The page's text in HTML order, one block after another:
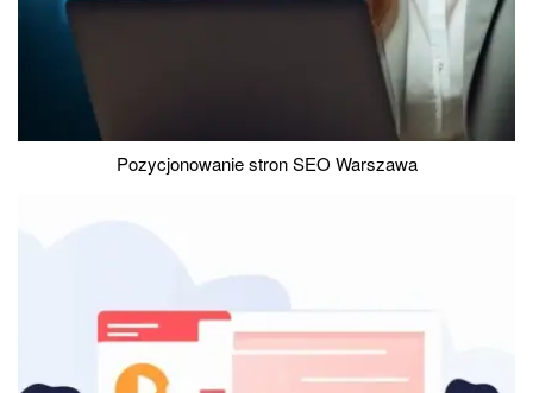
Pozycjonowanie stron SEO Warszawa